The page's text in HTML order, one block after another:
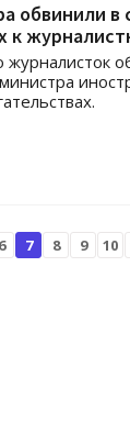
обвинили в
к
журналисток
6 7 8 9 10